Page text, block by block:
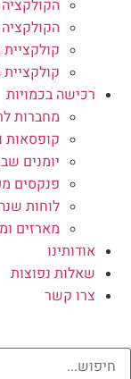
הקולקציה
רכישה בכמויות
מחברות
קופסאות
יומנים
פנקסים
לוחות
מארזים
אודותינו
שאלות נפוצות
צרו קשר